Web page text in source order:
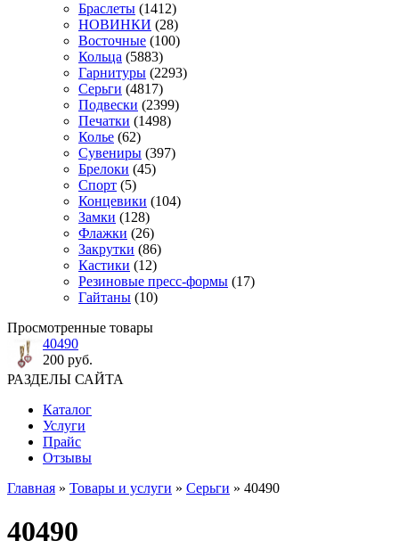
Браслеты (1412)
НОВИНКИ (28)
Восточные (100)
Кольца (5883)
Гарнитуры (2293)
Серьги (4817)
Подвески (2399)
Печатки (1498)
Колье (62)
Сувениры (397)
Брелоки (45)
Спорт (5)
Концевики (104)
Замки (128)
Флажки (26)
Закрутки (86)
Кастики (12)
Резиновые пресс-формы (17)
Гайтаны (10)
Просмотренные товары
40490
200 руб.
РАЗДЕЛЫ САЙТА
Каталог
Услуги
Прайс
Отзывы
Главная » Товары и услуги » Серьги » 40490
40490